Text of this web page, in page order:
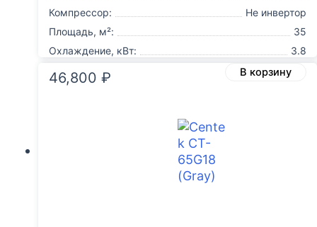
Компрессор:
Не инвертор
Площадь, м²:
35
Охлаждение, кВт:
3.8
46,800 ₽ В корзину